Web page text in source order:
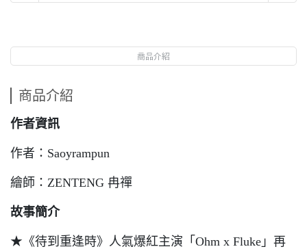
商品介紹
商品介紹
作者資訊
作者：Saoyrampun
繪師：ZENTENG 冉禪
故事簡介
★《待到重逢時》人氣爆紅主演「Ohm x Fluke」再